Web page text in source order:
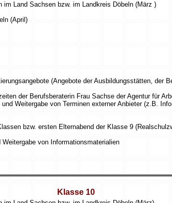
Land Sachsen bzw. im Landkreis Döbeln (März )
(April)
(Angebote der Ausbildungsstätten, der
der Berufsberaterin Frau Sachse der Agentur für
Weitergabe von Terminen externer Anbieter (z.B.
bzw. ersten Elternabend der Klasse 9
von Informationsmaterialien
Klasse 10